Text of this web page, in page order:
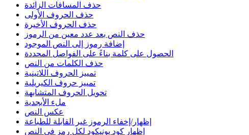
حذف المسافات الزائدة
حذف الحروف الأولى
حذف الحروف الأخيرة
حذف النص بعد عدد معين من الرموز
إضافة رموز إلى النص الموجود
الحصول على كلمة بناءً على الفواصل المحددة
حذف الكلمات من النص
تمييز الحروف اللاتينية
تمييز حروف الكيريلية
تحويل الحروف المتشابهة
ملء الأبجدية
عكس النص
إظهار/إخفاء الرموز غير القابلة للطباعة
إظهار كود يونيكود لكل رمز في النص